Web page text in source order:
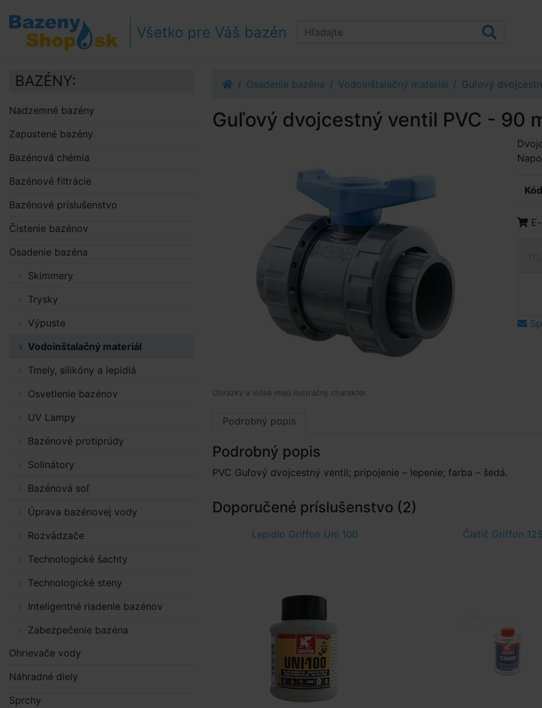
Prejsť na obsah
Prejsť k bočnému stĺpci
Klávesové skratky
Všetko pre Váš bazén
Osadenie bazéna Vodoinštalačný materiál Guľový
Guľový dvojcestný ventil PVC - 90
Obrázky a videá majú ilustračný charakter.
Podrobný popis
Podrobný popis
PVC Guľový dvojcestný ventil; pripojenie – lepenie; farba – šedá.
Doporučené príslušenstvo (2)
Lepidlo Griffon Uni 100 Čistič Griffon
BAZÉNY:
Nadzemné bazény
Zapustené bazény
Bazénová chémia
Bazénové filtrácie
Bazénové príslušenstvo
Čistenie bazénov
Osadenie bazéna
Skimmery
Trysky
Výpuste
Vodoinštalačný materiál
Tmely, silikóny a lepidlá
Osvetlenie bazénov
UV Lampy
Bazénové protiprúdy
Solinátory
Bazénová soľ
Úprava bazénovej vody
Rozvádzače
Technologické šachty
Technologické steny
Inteligentné riadenie bazénov
Zabezpečenie bazéna
Ohrievače vody
Náhradné diely
Sprchy